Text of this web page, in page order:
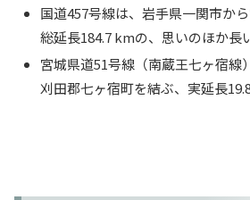
国道457号線は、岩手県一関市か
総延長184.7 kmの、思いのほか長
宮城県道51号線（南蔵王七ヶ宿線
刈田郡七ヶ宿町を結ぶ、実延長